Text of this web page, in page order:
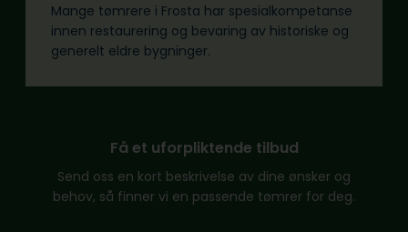
Mange tømrere i Frosta har spesialkompetanse
innen restaurering og bevaring av historiske og
generelt eldre bygninger.
Få et uforpliktende tilbud
Send oss en kort beskrivelse av dine ønsker og
behov, så finner vi en passende tømrer for deg.